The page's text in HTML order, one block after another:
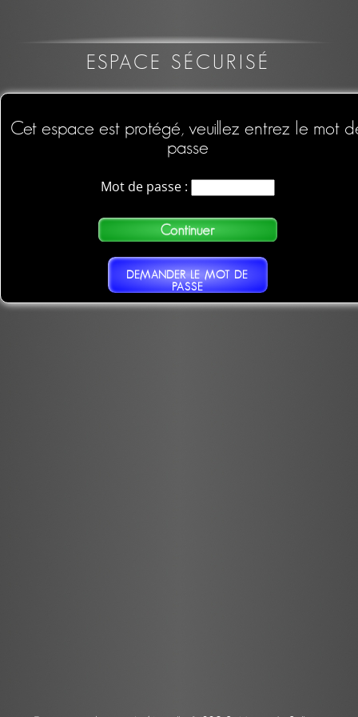
ESPACE SÉCURISÉ
Cet espace est protégé, veuillez entrez le mot
passe
Mot de passe :
DEMANDER LE MOT DE
PASSE